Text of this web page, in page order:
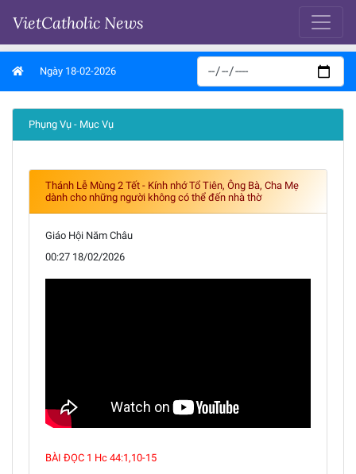
VietCatholic News
Ngày 18-02-2026
Phụng Vụ - Mục Vụ
Thánh Lễ Mùng 2 Tết - Kính nhớ Tổ Tiên, Ông Bà, Cha Mẹ
dành cho những người không có thể đến nhà thờ
Giáo Hội Năm Châu
00:27 18/02/2026
BÀI ĐỌC 1 Hc 44:1,10-15